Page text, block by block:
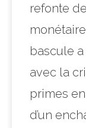
refonte
bascule
avec la
primes
d’un